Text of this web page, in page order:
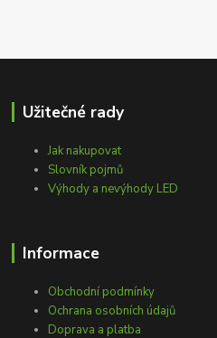
Užitečné rady
Jak nakupovat
Slovník pojmů
Výhody a nevýhody LED
Informace
Obchodní podmínky
Ochrana osobních údajů
Doprava a platba